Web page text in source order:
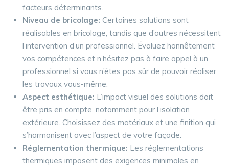
facteurs déterminants.
Niveau de bricolage: Certaines solutions sont
réalisables en bricolage, tandis que d’autres nécessitent
l’intervention d’un professionnel. Évaluez honnêtement
vos compétences et n’hésitez pas à faire appel à un
professionnel si vous n’êtes pas sûr de pouvoir réaliser
les travaux vous-même.
Aspect esthétique: L’impact visuel des solutions doit
être pris en compte, notamment pour l’isolation
extérieure. Choisissez des matériaux et une finition qui
s’harmonisent avec l’aspect de votre façade.
Réglementation thermique: Les réglementations
thermiques imposent des exigences minimales en